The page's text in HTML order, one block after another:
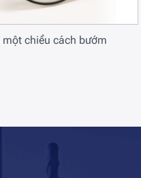
một chiều cách bướm